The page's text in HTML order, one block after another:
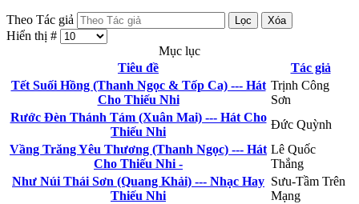
Theo Tác giả Lọc Xóa
Hiển thị #
Mục lục
Tiêu đề
Tác giả
Tết Suối Hồng (Thanh Ngọc & Tốp Ca) --- Hát
Cho Thiếu Nhi
Trịnh Công
Sơn
Rước Đèn Thánh Tám (Xuân Mai) --- Hát Cho
Thiếu Nhi
Đức Quỳnh
Vầng Trăng Yêu Thương (Thanh Ngọc) --- Hát
Cho Thiếu Nhi -
Lê Quốc
Thắng
Như Núi Thái Sơn (Quang Khải) --- Nhạc Hay
Thiếu Nhi
Sưu-Tầm Trên
Mạng